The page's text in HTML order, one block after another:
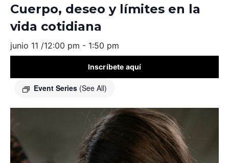
Cuerpo, deseo y límites en la
vida cotidiana
junio 11 /12:00 pm - 1:50 pm
Event Series (See All)
Inscríbete aquí